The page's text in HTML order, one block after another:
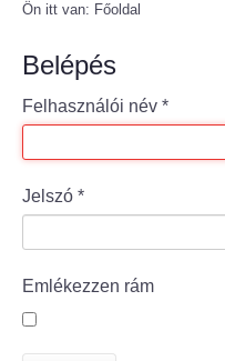
FŐOLDAL
A KÖZSÉGRŐL
Polgármesteri
Bölcske település
Mi újság Bölcskén?
Értéktár bizottság
Ön itt van: Főoldal
Belépés
Felhasználói név *
Jelszó *
Emlékezzen rám